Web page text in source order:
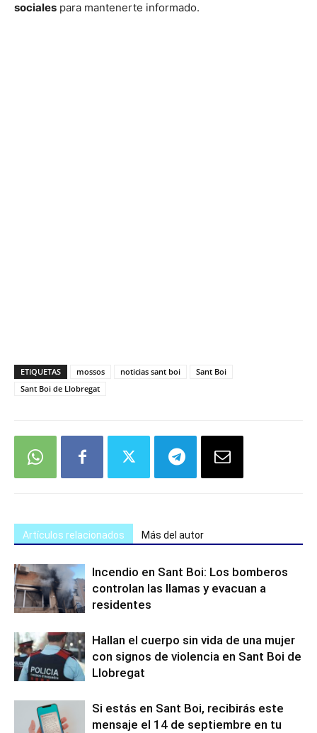
sociales para mantenerte informado.
ETIQUETAS mossos noticias sant boi
Sant Boi
Sant Boi de Llobregat
Artículos relacionados Más del autor
Incendio en Sant Boi: Los bomberos
controlan las llamas y evacuan a
residentes
Hallan el cuerpo sin vida de una mujer
con signos de violencia en Sant Boi de
Llobregat
Si estás en Sant Boi, recibirás este
mensaje el 14 de septiembre en tu